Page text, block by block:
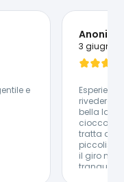
e
Anonimo
3 giugno
rivedere.
bella la
tratta di
il giro